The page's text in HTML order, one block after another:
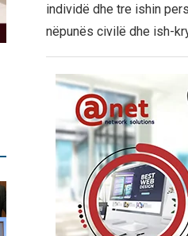
individë dhe tre ishin
nëpunës civilë dhe ish-